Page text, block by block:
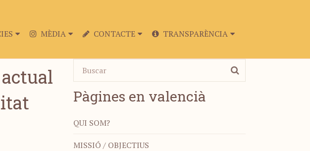
MÈDIA CONTACTE TRANSPARÈNCIA
Pàgines en valencià
QUI SOM?
MISSIÓ / OBJECTIUS